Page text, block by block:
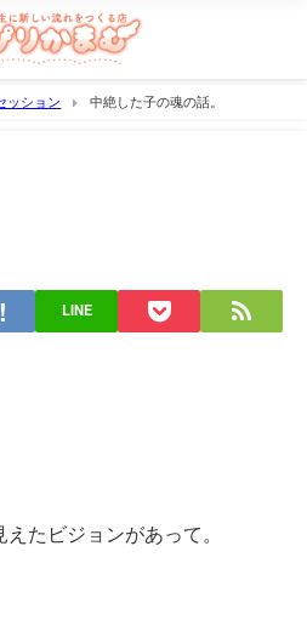
ッション 中絶した子の魂の話。
LINE
たビジョンがあって。